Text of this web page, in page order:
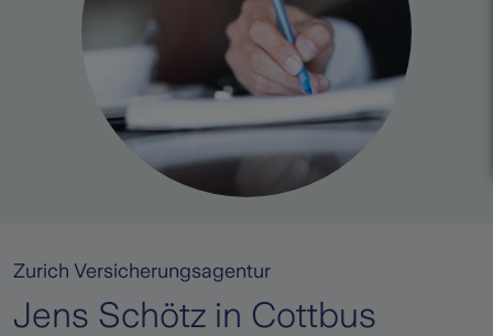
Zurich Versicherungsagentur
Jens Schötz in Cottbus